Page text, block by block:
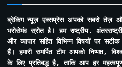
ब्रेकिंग न्यूज़ एक्सप्रेस आपको सबसे तेज़
भरोसेमंद स्रोत है। हम राष्ट्रीय,
और व्यापार सहित विभिन्न विषयों पर
हैं। हमारी समर्पित टीम आपको निष्पक्ष,
के लिए प्रतिबद्ध है, ताकि आप हर